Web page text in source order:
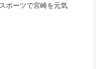
ポーツで宮崎を元気